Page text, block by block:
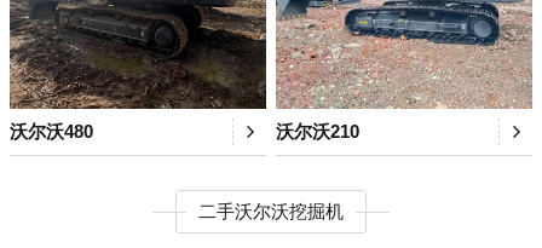
沃尔沃480 沃尔沃210
二手沃尔沃挖掘机